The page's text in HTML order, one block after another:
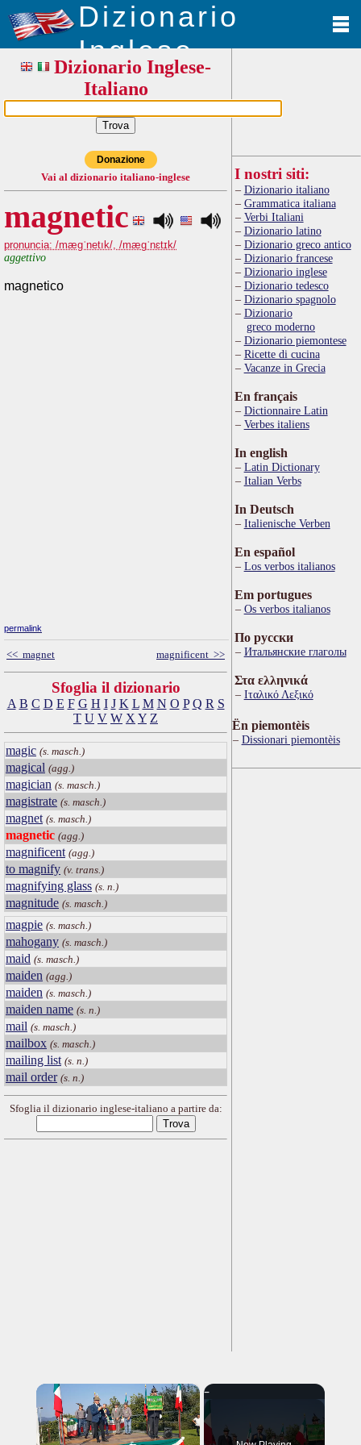
Dizionario
Inglese
Dizionario Inglese-
Italiano
Donazione
Vai al dizionario italiano-inglese
magnetic
pronuncia: /mægˈnetık/, /mægˈnɛtɪk/
aggettivo
magnetico
permalink
<< magnet magnificent >>
Sfoglia il dizionario
A B C D E F G H I J K L M N O P Q R S
T U V W X Y Z
magic (s. masch.)
magical (agg.)
magician (s. masch.)
magistrate (s. masch.)
magnet (s. masch.)
magnetic (agg.)
magnificent (agg.)
to magnify (v. trans.)
magnifying glass (s. n.)
magnitude (s. masch.)
magpie (s. masch.)
mahogany (s. masch.)
maid (s. masch.)
maiden (agg.)
maiden (s. masch.)
maiden name (s. n.)
mail (s. masch.)
mailbox (s. masch.)
mailing list (s. n.)
mail order (s. n.)
Sfoglia il dizionario inglese-italiano a partire da:
I nostri siti:
Dizionario italiano
Grammatica italiana
Verbi Italiani
Dizionario latino
Dizionario greco antico
Dizionario francese
Dizionario inglese
Dizionario tedesco
Dizionario spagnolo
Dizionario
greco moderno
Dizionario piemontese
Ricette di cucina
Vacanze in Grecia
En français
Dictionnaire Latin
Verbes italiens
In english
Latin Dictionary
Italian Verbs
In Deutsch
Italienische Verben
En español
Los verbos italianos
Em portugues
Os verbos italianos
По русски
Итальянские глаголы
Στα ελληνικά
Ιταλικό Λεξικό
Ën piemontèis
Dissionari piemontèis
×